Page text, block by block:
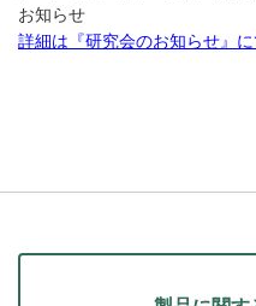
お知らせ
詳細は『研究会のお知らせ』に